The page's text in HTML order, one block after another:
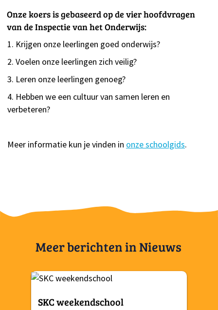
Onze koers is gebaseerd op de vier hoofdvragen
van de Inspectie van het Onderwijs:
1. Krijgen onze leerlingen goed onderwijs?
2. Voelen onze leerlingen zich veilig?
3. Leren onze leerlingen genoeg?
4. Hebben we een cultuur van samen leren en
verbeteren?
Meer informatie kun je vinden in onze schoolgids.
Meer berichten in Nieuws
SKC weekendschool